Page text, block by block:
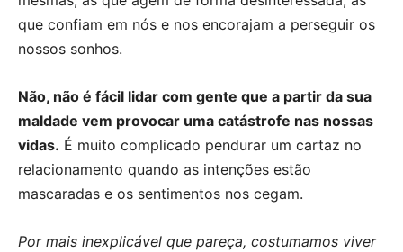
que confiam em nós e nos encorajam a perseguir os
nossos sonhos.
Não, não é fácil lidar com gente que a partir da sua
maldade vem provocar uma catástrofe nas nossas
vidas. É muito complicado pendurar um cartaz no
relacionamento quando as intenções estão
mascaradas e os sentimentos nos cegam.
Por mais inexplicável que pareça, costumamos viver